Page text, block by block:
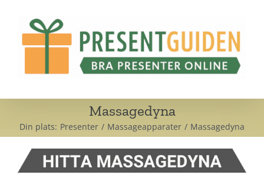
Massagedyna
Din plats: Presenter Massageapparater Massagedyna